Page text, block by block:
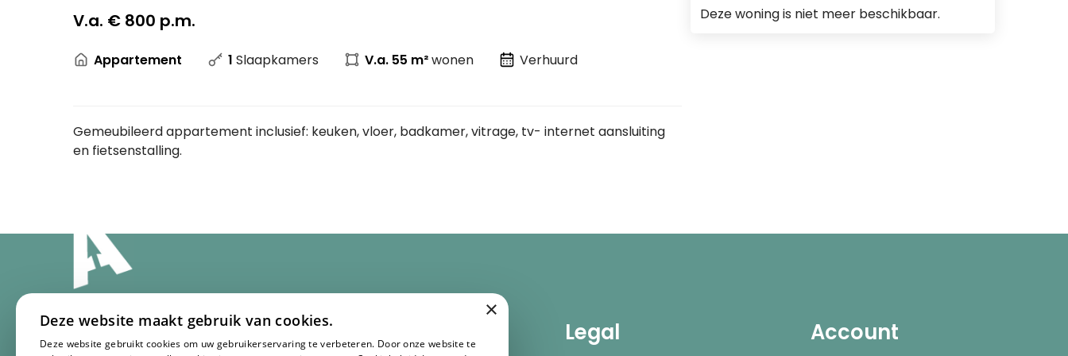
V.a. € 800 p.m.
Appartement 1 Slaapkamers V.a. 55 m²wonen Verhuurd
Gemeubileerd appartement inclusief: keuken, vloer, badkamer, vitrage, tv- internet aansluiting
en fietsenstalling.
Deze woning is niet meer beschikbaar.
Appartement.nl Handige links Legal Account
×
Deze website maakt gebruik van cookies.
Deze website gebruikt cookies om uw gebruikerservaring te verbeteren. Door onze website te